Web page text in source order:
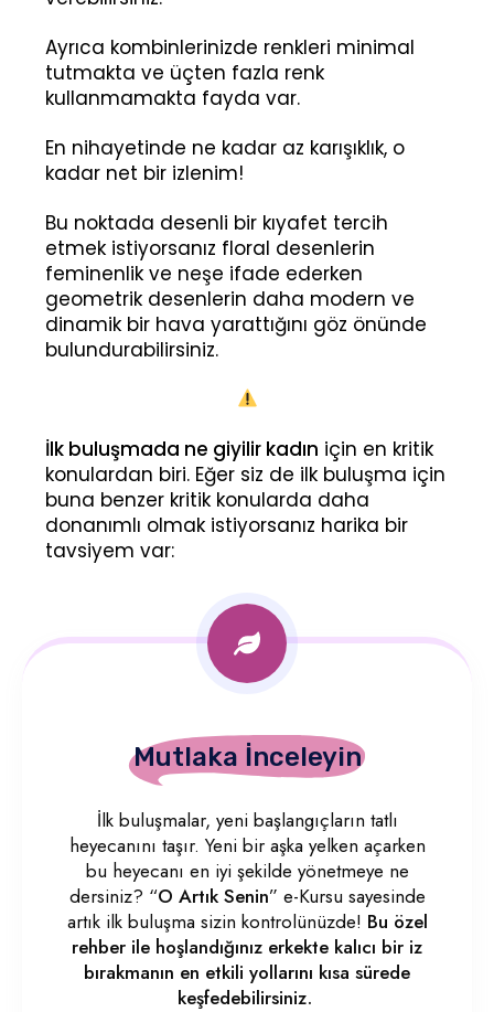
Ayrıca kombinlerinizde renkleri minimal
tutmakta ve üçten fazla renk
kullanmamakta fayda var.
En nihayetinde ne kadar az karışıklık, o
kadar net bir izlenim!
Bu noktada desenli bir kıyafet tercih
etmek istiyorsanız floral desenlerin
feminenlik ve neşe ifade ederken
geometrik desenlerin daha modern ve
dinamik bir hava yarattığını göz önünde
bulundurabilirsiniz.
İlk buluşmada ne giyilir kadın için en kritik
konulardan biri. Eğer siz de ilk buluşma için
buna benzer kritik konularda daha
donanımlı olmak istiyorsanız harika bir
tavsiyem var:
Mutlaka İnceleyin
İlk buluşmalar, yeni başlangıçların tatlı
heyecanını taşır. Yeni bir aşka yelken açarken
bu heyecanı en iyi şekilde yönetmeye ne
dersiniz? “O Artık Senin” e-Kursu sayesinde
artık ilk buluşma sizin kontrolünüzde! Bu özel
rehber ile hoşlandığınız erkekte kalıcı bir iz
bırakmanın en etkili yollarını kısa sürede
keşfedebilirsiniz.